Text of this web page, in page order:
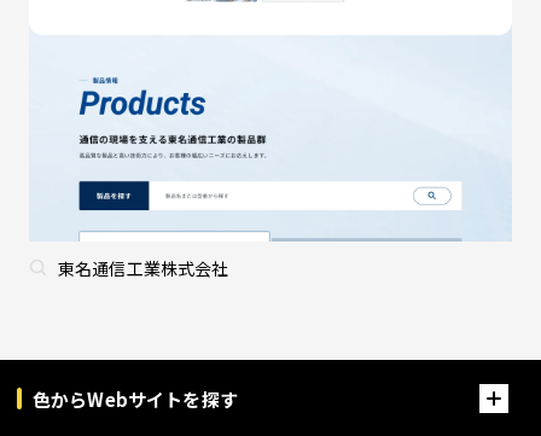
東名通信工業株式会社
色からWebサイトを探す